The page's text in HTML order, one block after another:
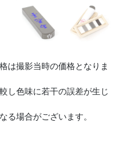
は撮影当時の価格となりま
し色味に若干の誤差が生じ
る場合がございます。